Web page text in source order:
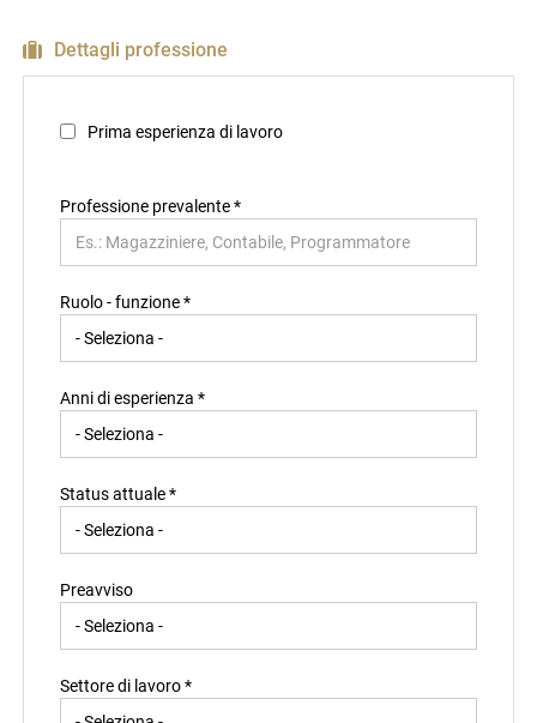
Dettagli professione
Prima esperienza di lavoro
Professione prevalente*
Ruolo - funzione *
Anni di esperienza *
Status attuale *
Preavviso
Settore di lavoro *